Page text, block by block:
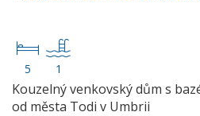
5 1
Kouzelný venkovský dům s
od města Todi v Umbrii